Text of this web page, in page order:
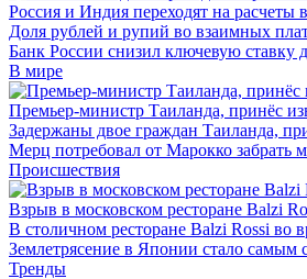
Россия и Индия переходят на расчеты
Доля рублей и рупий во взаимных
Банк России снизил ключевую ставку
В мире
Премьер-министр Таиланда, принёс
Задержаны двое граждан Таиланда,
Мерц потребовал от Марокко забрать
Происшествия
Взрыв в московском ресторане Balzi
В столичном ресторане Balzi Rossi во
Землетрясение в Японии стало самым
Тренды